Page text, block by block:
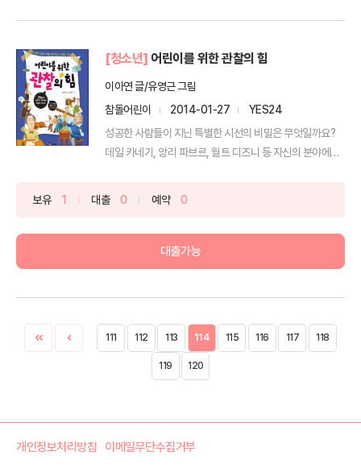
[청소년] 어린이를 위한 관찰의 힘
이아연 글/유영근 그림
참돌어린이
2014-01-27
YES24
성공한 사람들이 지닌 특별한 시선의 비밀은 무엇일까요?
데일 카네기, 앙리 파브르, 월트 디즈니 등 자신의 분야에서
보유 1 대출 0 예약 0
대출가능
111 112 113 114 115 116 117 118
119 120
개인정보처리방침 이메일무단수집거부